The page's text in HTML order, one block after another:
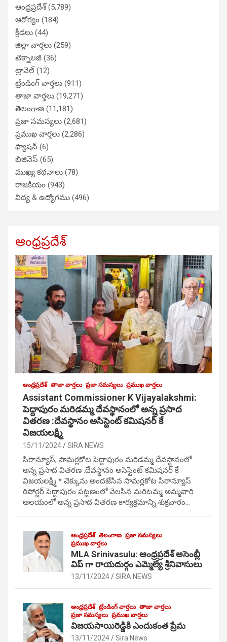
ఆంధ్రప్రదేశ్(5,789)
ఆరోగ్యం (184)
క్రీడలు (44)
జిల్లా వార్తలు (259)
టెక్నాలజీ (36)
ట్రావెల్(12)
ట్రేండింగ్ వార్తలు (911)
తాజా వార్తలు (19,271)
తెలంగాణ (11,181)
ప్రజా సమస్యలు (2,681)
ప్రముఖ వార్తలు (2,286)
ఫ్యాషన్ (6)
బిజినెస్ (65)
ముఖ్య కథనాలు (78)
రాజకీయం (943)
విద్య & ఉద్యోగము (496)
ఆంధ్రప్రదేశ్
ఆంధ్రప్రదేశ్ తాజా వార్తలు ప్రజా సమస్యలు ప్రముఖ వార్తలు
Assistant Commissioner K Vijayalakshmi:
పెద్దాపురం మరిడమ్మ దేవస్థానంలో అన్న ప్రసాద
వితరణ :దేవస్థానం అసిస్టెంట్ కమిషనర్ కే
విజయలక్ష్మి
15/11/2024 SIRA NEWS
సిరాన్యూస్, సామర్లకోట పెద్దాపురం మరిడమ్మ దేవస్థానంలో
అన్న ప్రసాద వితరణ :దేవస్థానం అసిస్టెంట్ కమిషనర్ కే
విజయలక్ష్మి * చెక్కును అందజేసిన సామర్లకోట సిరాన్యూస్
రిపోర్టర్ పెద్దాపురం పట్టణంలో వెలసిన మరిటమ్మ అమ్మవారి
ఆలయంలో అన్న ప్రసాద వితరణ కార్యక్రమాన్ని శుక్రవారం…
ఆంధ్రప్రదేశ్ తెలంగాణ ప్రజా సమస్యలు
ప్రముఖ వార్తలు
MLA Srinivasulu: ఆంధ్రప్రదేశ్ అసెంబ్లీ
విప్ గా రాయదుర్గం ఎమ్మెల్యే శ్రీనివాసులు
13/11/2024 SIRA NEWS
ఆంధ్రప్రదేశ్ ట్రేండింగ్ వార్తలు తాజా వార్తలు
ప్రజా సమస్యలు ప్రముఖ వార్తలు
విజయసాయిరెడ్డికి ఎందుకంత ప్రేమ
13/11/2024 Sira News